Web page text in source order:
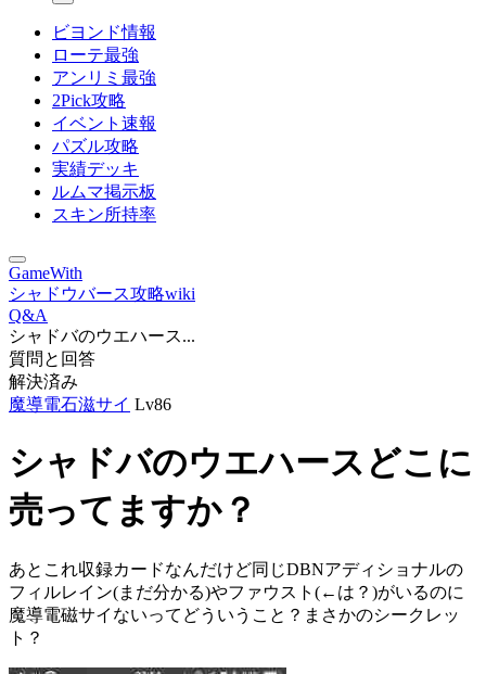
ビヨンド情報
ローテ最強
アンリミ最強
2Pick攻略
イベント速報
パズル攻略
実績デッキ
ルムマ掲示板
スキン所持率
GameWith
シャドウバース攻略wiki
Q&A
シャドバのウエハース...
質問と回答
解決済み
魔導電石滋サイ Lv86
シャドバのウエハースどこに
売ってますか？
あとこれ収録カードなんだけど同じDBNアディショナルの
フィルレイン(まだ分かる)やファウスト(←は？)がいるのに
魔導電磁サイないってどういうこと？まさかのシークレッ
ト？